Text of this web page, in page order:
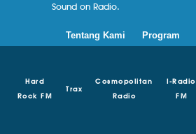
Sound on Radio.
Tentang Kami Program
Hard
Rock FM
Trax
Cosmopolitan
Radio
I-Radio
FM